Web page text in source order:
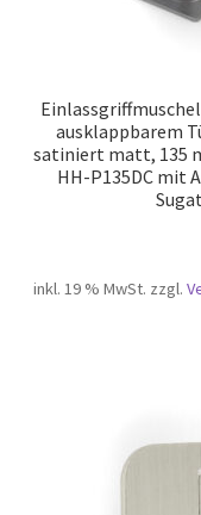
ausklappbarem
satiniert matt, 135
HH-P135DC mit
inkl. 19 % MwSt. zzgl.